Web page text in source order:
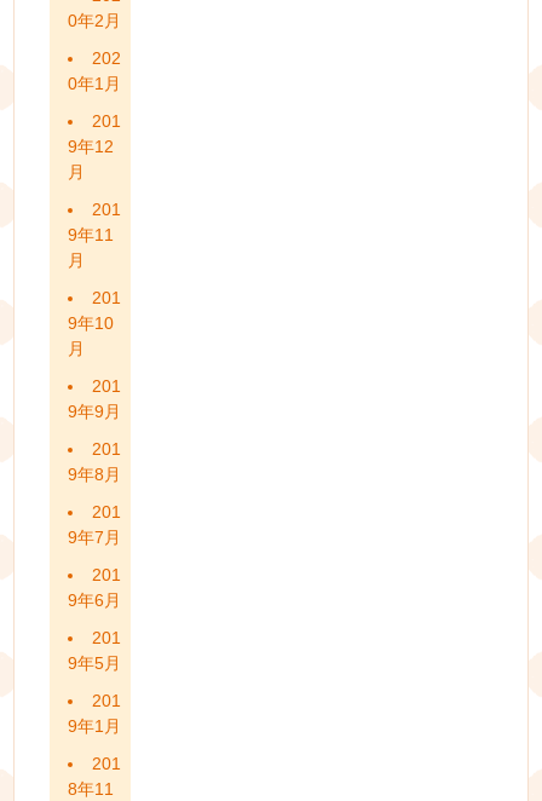
0年2月
202
0年1月
201
9年12
月
201
9年11
月
201
9年10
月
201
9年9月
201
9年8月
201
9年7月
201
9年6月
201
9年5月
201
9年1月
201
8年11